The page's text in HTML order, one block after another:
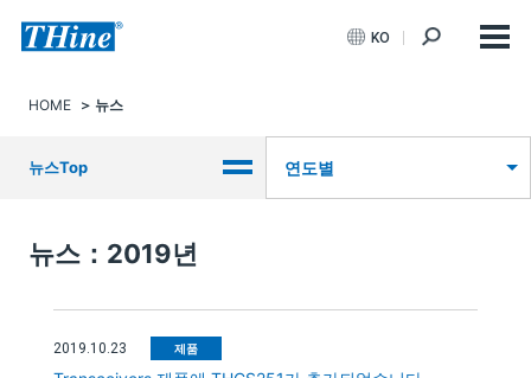
KO
HOME 뉴스
뉴스Top 연도별
뉴스：2019년
2019.10.23 제품